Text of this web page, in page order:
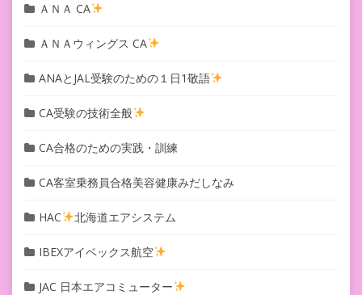
ＡＮＡ CA
ＡＮＡウィングス CA
ANAとJAL受験のための１日1敬語
CA受験の技術全般
CA合格のための実践・訓練
CA客室乗務員合格美容健康みだしなみ
HAC 北海道エアシステム
IBEXアイベックス航空
JAC 日本エアコミューター